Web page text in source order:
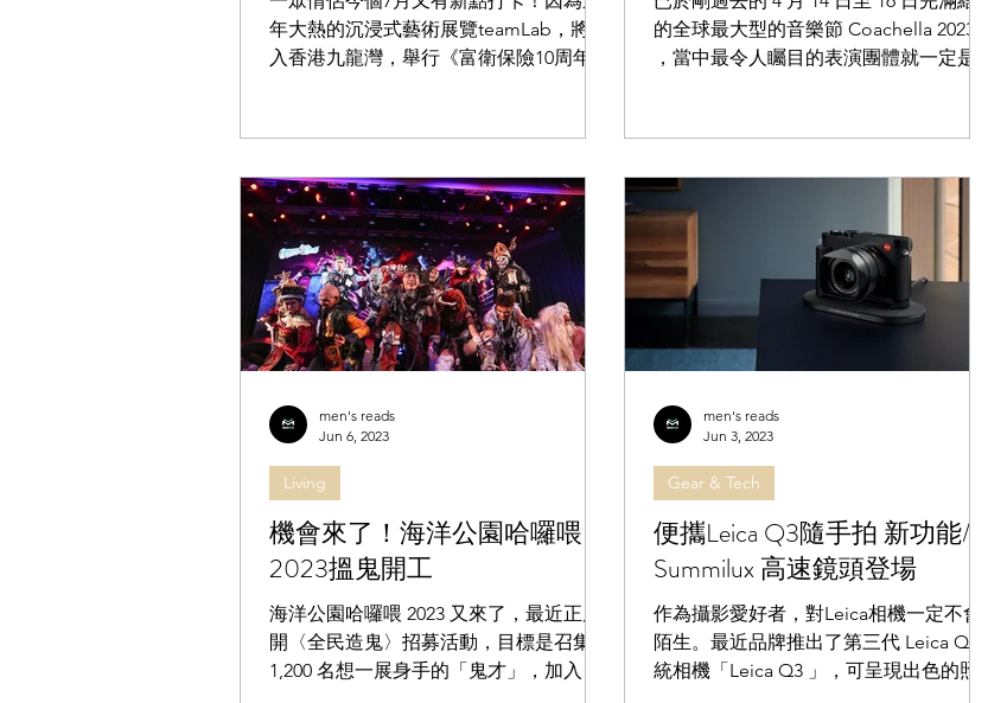
年大熱的沉浸式藝術展覽teamLab，將殺
入香港九龍灣，舉行《富衛保險10周年呈
世界各地廣受歡迎的作品，如發光球體
「光球管弦樂團」、「塗鴉自然 ──...
的全球最大型的音樂節 Coachella 2023
，當中最令人矚目的表演團體就一定是韓
文集合！ 官方： BLACKPINK -...
機會來了！海洋公園哈囉喂
2023搵鬼開工
海洋公園哈囉喂 2023 又來了，最近正展
開〈全民造鬼〉招募活動，目標是召集
1,200 名想一展身手的「鬼才」，加入嘩
Living
men's reads
Jun 6, 2023
便攜Leica Q3隨手拍 新功能/
Summilux 高速鏡頭登場
作為攝影愛好者，對Leica相機一定不會
陌生。最近品牌推出了第三代 Leica Q 系
統相機「Leica Q3 」，可呈現出色的照片
Gear & Tech
men's reads
Jun 3, 2023